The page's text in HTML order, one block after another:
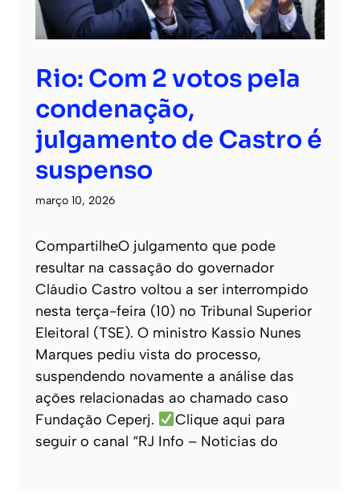
Rio: Com 2 votos pela
condenação,
julgamento de Castro é
suspenso
março 10, 2026
CompartilheO julgamento que pode
resultar na cassação do governador
Cláudio Castro voltou a ser interrompido
nesta terça-feira (10) no Tribunal Superior
Eleitoral (TSE). O ministro Kassio Nunes
Marques pediu vista do processo,
suspendendo novamente a análise das
ações relacionadas ao chamado caso
Fundação Ceperj.
Clique aqui para
seguir o canal “RJ Info – Noticias do